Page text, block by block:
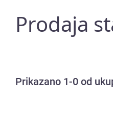
Prodaja
Prikazano 1-0 od